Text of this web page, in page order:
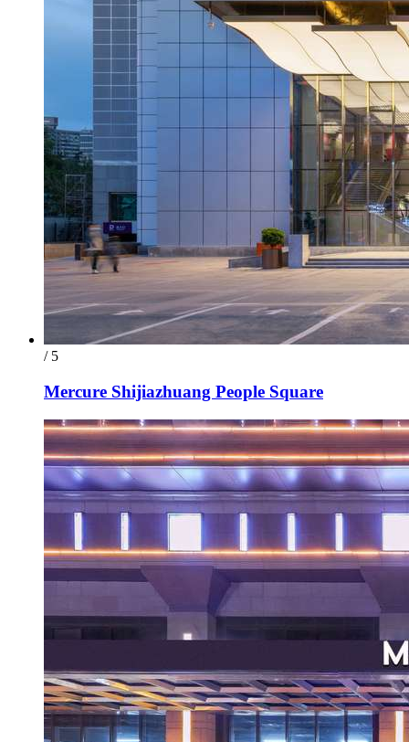
/ 5
Mercure Shijiazhuang People Square